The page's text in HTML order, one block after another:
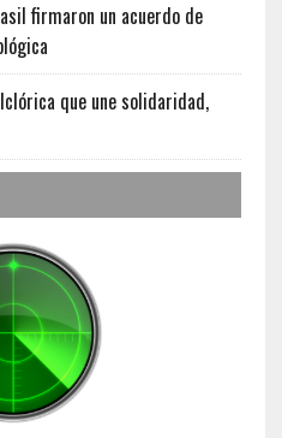
firmaron un acuerdo de
que une solidaridad,